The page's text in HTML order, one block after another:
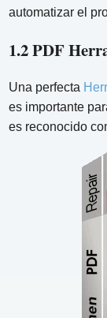
automatizar el
1.2 PDF
Una perfecta
es importante
es reconocido